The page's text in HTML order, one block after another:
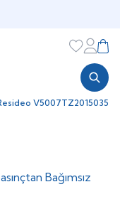
Favorilerim
V5007TZ20150350
Bağımsız